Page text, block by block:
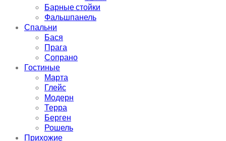
Барные стойки
Фальшпанель
Спальни
Бася
Прага
Сопрано
Гостиные
Марта
Глейс
Модерн
Терра
Берген
Рошель
Прихожие